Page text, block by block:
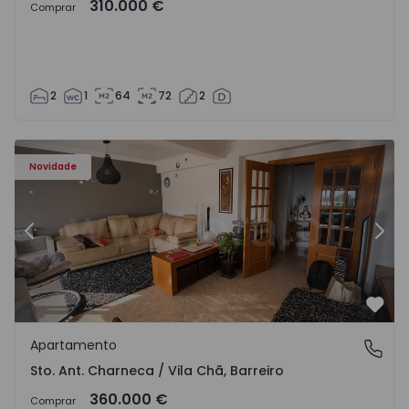
Comprar 310.000 €
2 1 64 72 2
Novidade
- 1573477 - 14
Apartamento T3 Barreiro, Sto. Ant. Charneca / Vila Chã -
Anterior
Sto. Ant. Charneca / Vila Chã, Barreiro
Apartamento
Sto. Ant. Charneca / Vila Chã, Barreiro
Comprar 360.000 €